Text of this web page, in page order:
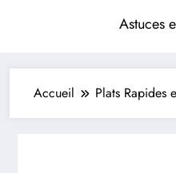
Astuces
Accueil Plats Rapides